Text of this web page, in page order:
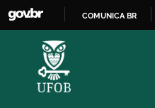
COMUNICA BR